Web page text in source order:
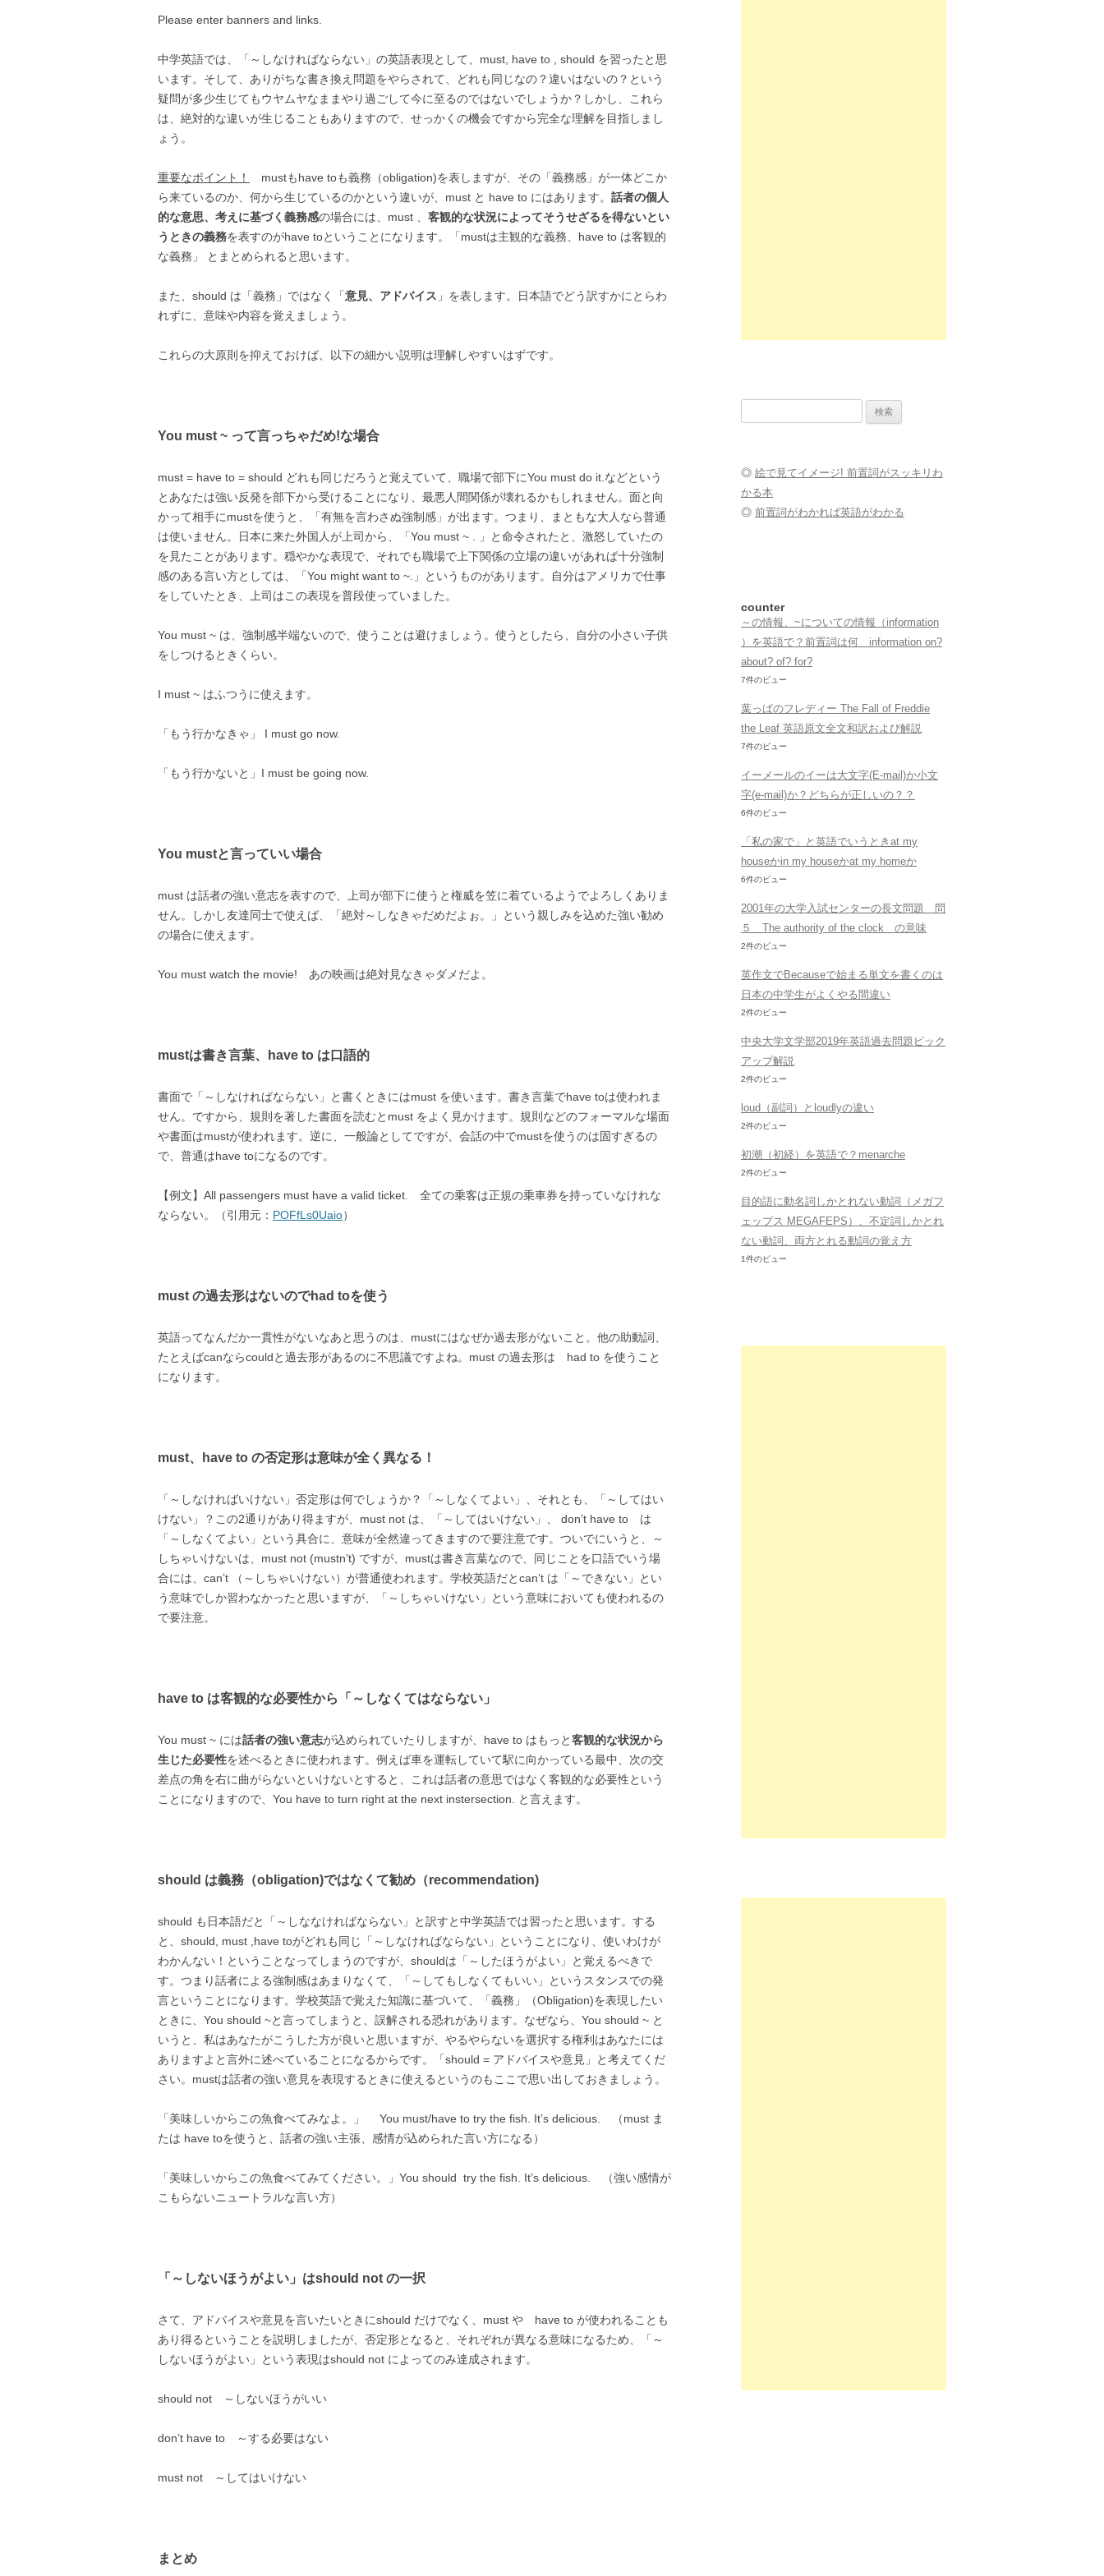
Please enter banners and links.
中学英語では、「～しなければならない」の英語表現として、must, have to , should を習ったと思
います。そして、ありがちな書き換え問題をやらされて、どれも同じなの？違いはないの？という
疑問が多少生じてもウヤムヤなままやり過ごして今に至るのではないでしょうか？しかし、これら
は、絶対的な違いが生じることもありますので、せっかくの機会ですから完全な理解を目指しまし
ょう。
重要なポイント！
mustもhave toも義務（obligation)を表しますが、その「義務感」が一体どこか
ら来ているのか、何から生じているのかという違いが、must と have to にはあります。 話者の個人
的な意思、考えに基づく義務感の場合には、must 、 客観的な状況によってそうせざるを得ないとい
うときの義務を表すのがhave toということになります。「mustは主観的な義務、have to は客観的
な義務」 とまとめられると思います。
また、should は「義務」ではなく「意見、アドバイス 」を表します。日本語でどう訳すかにとらわ
れずに、意味や内容を覚えましょう。
これらの大原則を抑えておけば、以下の細かい説明は理解しやすいはずです。
You must ~ って言っちゃだめ!な場合
must = have to = should どれも同じだろうと覚えていて、職場で部下にYou must do it.などという
とあなたは強い反発を部下から受けることになり、最悪人間関係が壊れるかもしれません。面と向
かって相手にmustを使うと、「有無を言わさぬ強制感」が出ます。つまり、まともな大人なら普通
は使いません。日本に来た外国人が上司から、「You must ~ . 」と命令されたと、激怒していたの
を見たことがあります。穏やかな表現で、それでも職場で上下関係の立場の違いがあれば十分強制
感のある言い方としては、「You might want to ~.」というものがあります。自分はアメリカで仕事
をしていたとき、上司はこの表現を普段使っていました。
You must ~ は、強制感半端ないので、使うことは避けましょう。使うとしたら、自分の小さい子供
をしつけるときくらい。
I must ~ はふつうに使えます。
「もう行かなきゃ」 I must go now.
「もう行かないと」I must be going now.
You mustと言っていい場合
must は話者の強い意志を表すので、上司が部下に使うと権威を笠に着ているようでよろしくありま
せん。しかし友達同士で使えば、「絶対～しなきゃだめだよぉ。」という親しみを込めた強い勧め
の場合に使えます。
You must watch the movie! あの映画は絶対見なきゃダメだよ。
mustは書き言葉、have to は口語的
書面で「～しなければならない」と書くときにはmust を使います。書き言葉でhave toは使われま
せん。ですから、規則を著した書面を読むとmust をよく見かけます。規則などのフォーマルな場面
や書面はmustが使われます。逆に、一般論としてですが、会話の中でmustを使うのは固すぎるの
で、普通はhave toになるのです。
【例文】All passengers must have a valid ticket. 全ての乗客は正規の乗車券を持っていなけれな
ならない。（引用元： POFfLs0Uaio）
must の過去形はないのでhad toを使う
英語ってなんだか一貫性がないなあと思うのは、mustにはなぜか過去形がないこと。他の助動詞、
たとえばcanならcouldと過去形があるのに不思議ですよね。must の過去形は had to を使うこと
になります。
must、have to の否定形は意味が全く異なる！
「～しなければいけない」否定形は何でしょうか？「～しなくてよい」、それとも、「～してはい
けない」？この2通りがあり得ますが、must not は、「～してはいけない」、 don’t have to は
「～しなくてよい」という具合に、意味が全然違ってきますので要注意です。ついでにいうと、～
しちゃいけないは、must not (mustn’t) ですが、mustは書き言葉なので、同じことを口語でいう場
合には、can’t （～しちゃいけない）が普通使われます。学校英語だとcan’t は「～できない」とい
う意味でしか習わなかったと思いますが、「～しちゃいけない」という意味においても使われるの
で要注意。
have to は客観的な必要性から「～しなくてはならない」
You must ~ には話者の強い意志が込められていたりしますが、have to はもっと客観的な状況から
生じた必要性を述べるときに使われます。例えば車を運転していて駅に向かっている最中、次の交
差点の角を右に曲がらないといけないとすると、これは話者の意思ではなく客観的な必要性という
ことになりますので、You have to turn right at the next instersection. と言えます。
should は義務（obligation)ではなくて勧め（recommendation)
should も日本語だと「～しななければならない」と訳すと中学英語では習ったと思います。する
と、should, must ,have toがどれも同じ「～しなければならない」ということになり、使いわけが
わかんない！ということなってしまうのですが、shouldは「～したほうがよい」と覚えるべきで
す。つまり話者による強制感はあまりなくて、「～してもしなくてもいい」というスタンスでの発
言ということになります。学校英語で覚えた知識に基づいて、「義務」（Obligation)を表現したい
ときに、You should ~と言ってしまうと、誤解される恐れがあります。なぜなら、You should ~ と
いうと、私はあなたがこうした方が良いと思いますが、やるやらないを選択する権利はあなたには
ありますよと言外に述べていることになるからです。「should = アドバイスや意見」と考えてくだ
さい。mustは話者の強い意見を表現するときに使えるというのもここで思い出しておきましょう。
「美味しいからこの魚食べてみなよ。」 You must/have to try the fish. It’s delicious. （must ま
たは have toを使うと、話者の強い主張、感情が込められた言い方になる）
「美味しいからこの魚食べてみてください。」You should try the fish. It’s delicious. （強い感情が
こもらないニュートラルな言い方）
「～しないほうがよい」はshould not の一択
さて、アドバイスや意見を言いたいときにshould だけでなく、must や have to が使われることも
あり得るということを説明しましたが、否定形となると、それぞれが異なる意味になるため、「～
しないほうがよい」という表現はshould not によってのみ達成されます。
should not ～しないほうがいい
don’t have to ～する必要はない
must not ～してはいけない
まとめ
◎ 絵で見てイメージ! 前置詞がスッキリわ
かる本
◎ 前置詞がわかれば英語がわかる
counter
～の情報、~についての情報（information
）を英語で？前置詞は何 information on?
about? of? for?
7件のビュー
葉っぱのフレディー The Fall of Freddie
the Leaf 英語原文全文和訳および解説
7件のビュー
イーメールのイーは大文字(E-mail)か小文
字(e-mail)か？どちらが正しいの？？
6件のビュー
「私の家で」と英語でいうときat my
houseかin my houseかat my homeか
6件のビュー
2001年の大学入試センターの長文問題 問
５ The authority of the clock の意味
2件のビュー
英作文でBecauseで始まる単文を書くのは
日本の中学生がよくやる間違い
2件のビュー
中央大学文学部2019年英語過去問題ピック
アップ解説
2件のビュー
loud（副詞）とloudlyの違い
2件のビュー
初潮（初経）を英語で？menarche
2件のビュー
目的語に動名詞しかとれない動詞（メガフ
ェップス MEGAFEPS）、不定詞しかとれ
ない動詞、両方とれる動詞の覚え方
1件のビュー